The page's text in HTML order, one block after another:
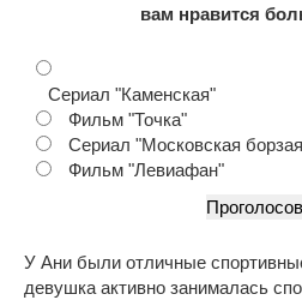
вам нравится
Сериал "Каменская"
Фильм "Точка"
Сериал "Московская
Фильм "Левиафан"
У Ани были отличные
девушка активно занималась